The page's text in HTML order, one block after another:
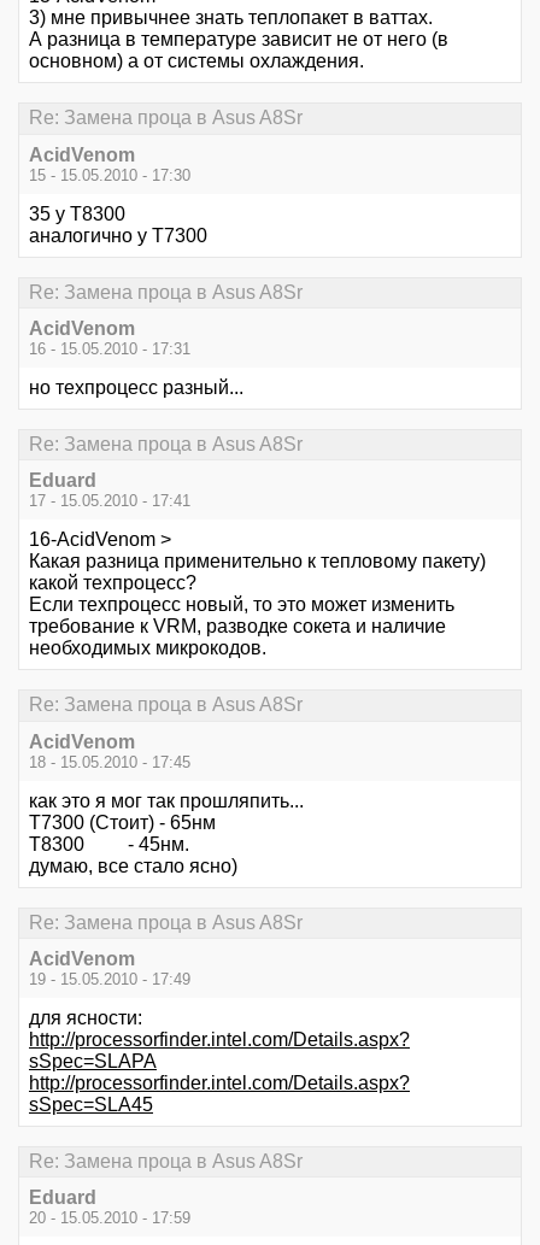
3) мне привычнее знать теплопакет в ваттах.
А разница в температуре зависит не от него (в
основном) а от системы охлаждения.
Re: Замена проца в Asus A8Sr
AcidVenom
15 - 15.05.2010 - 17:30
35 у Т8300
аналогично у Т7300
Re: Замена проца в Asus A8Sr
AcidVenom
16 - 15.05.2010 - 17:31
но техпроцесс разный...
Re: Замена проца в Asus A8Sr
Eduard
17 - 15.05.2010 - 17:41
16-AcidVenom >
Какая разница применительно к тепловому пакету)
какой техпроцесс?
Если техпроцесс новый, то это может изменить
требование к VRM, разводке сокета и наличие
необходимых микрокодов.
Re: Замена проца в Asus A8Sr
AcidVenom
18 - 15.05.2010 - 17:45
как это я мог так прошляпить...
T7300 (Стоит) - 65нм
Т8300 - 45нм.
думаю, все стало ясно)
Re: Замена проца в Asus A8Sr
AcidVenom
19 - 15.05.2010 - 17:49
для ясности:
http://processorfinder.intel.com/Details.aspx?
sSpec=SLAPA
http://processorfinder.intel.com/Details.aspx?
sSpec=SLA45
Re: Замена проца в Asus A8Sr
Eduard
20 - 15.05.2010 - 17:59